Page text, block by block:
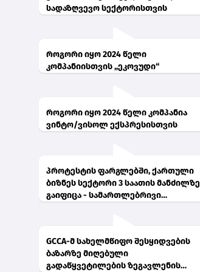
სადაზღვევო სექტორისთვის
როგორი იყო 2024 წელი
კომპანიისთვის „ეკოვუდი“
როგორი იყო 2024 წელი კომპანია
ვინტო/ვისოლ ექსპრესისთვის
პროტესტის ფარგლებში, ქართული
ბიზნეს სექტორი 3 საათის მანძილზე
გაიფიცა - სამართლებრივი
GCCA-მ სახელმწიფო შესყიდვების
ბაზარზე მიღებული
გადაწყვეტილების ზეგავლენის